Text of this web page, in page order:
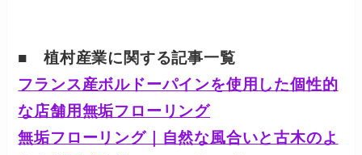
■ 植村産業に関する記事一覧
フランス産ボルドーパインを使用した個性的
な店舗用無垢フローリング
無垢フローリング｜自然な風合いと古木のよ